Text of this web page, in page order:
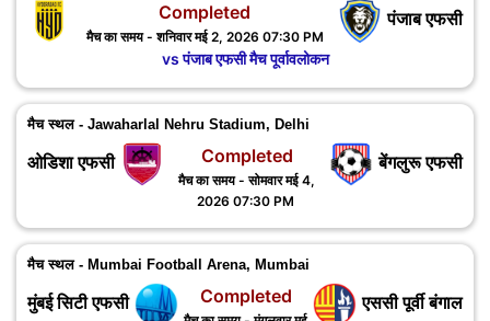
पंजाब एफसी
Completed
मैच का समय - शनिवार मई 2, 2026 07:30 PM
vs पंजाब एफसी मैच पूर्वावलोकन
मैच स्थल - Jawaharlal Nehru Stadium, Delhi
ओडिशा एफसी बेंगलुरू एफसी
Completed
मैच का समय - सोमवार मई 4,
2026 07:30 PM
मैच स्थल - Mumbai Football Arena, Mumbai
मुंबई सिटी एफसी एससी पूर्वी बंगाल
Completed